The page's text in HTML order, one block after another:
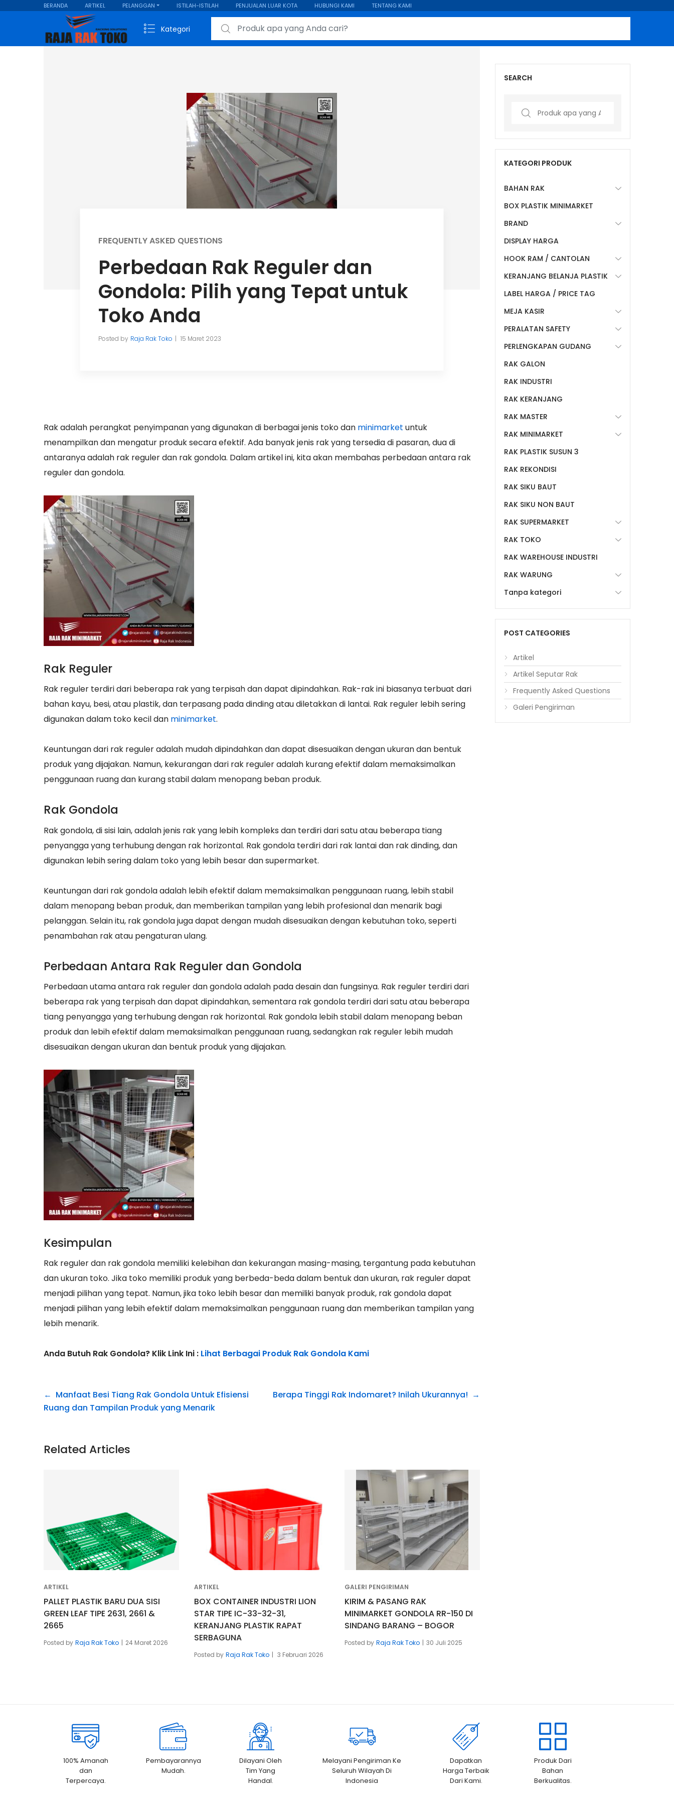
BERANDA ARTIKEL PELANGGAN ISTILAH-ISTILAH PENJUALAN LUAR KOTA HUBUNGI KAMI TENTANG KAMI
Kategori
Search for:
FREQUENTLY ASKED QUESTIONS
Perbedaan Rak Reguler dan
Gondola: Pilih yang Tepat untuk
Toko Anda
Posted by Raja Rak Toko 15 Maret 2023
Rak adalah perangkat penyimpanan yang digunakan di berbagai jenis toko dan minimarket untuk
menampilkan dan mengatur produk secara efektif. Ada banyak jenis rak yang tersedia di pasaran, dua di
antaranya adalah rak reguler dan rak gondola. Dalam artikel ini, kita akan membahas perbedaan antara rak
reguler dan gondola.
Rak Reguler
Rak reguler terdiri dari beberapa rak yang terpisah dan dapat dipindahkan. Rak-rak ini biasanya terbuat dari
bahan kayu, besi, atau plastik, dan terpasang pada dinding atau diletakkan di lantai. Rak reguler lebih sering
digunakan dalam toko kecil dan minimarket.
Keuntungan dari rak reguler adalah mudah dipindahkan dan dapat disesuaikan dengan ukuran dan bentuk
produk yang dijajakan. Namun, kekurangan dari rak reguler adalah kurang efektif dalam memaksimalkan
penggunaan ruang dan kurang stabil dalam menopang beban produk.
Rak Gondola
Rak gondola, di sisi lain, adalah jenis rak yang lebih kompleks dan terdiri dari satu atau beberapa tiang
penyangga yang terhubung dengan rak horizontal. Rak gondola terdiri dari rak lantai dan rak dinding, dan
digunakan lebih sering dalam toko yang lebih besar dan supermarket.
Keuntungan dari rak gondola adalah lebih efektif dalam memaksimalkan penggunaan ruang, lebih stabil
dalam menopang beban produk, dan memberikan tampilan yang lebih profesional dan menarik bagi
pelanggan. Selain itu, rak gondola juga dapat dengan mudah disesuaikan dengan kebutuhan toko, seperti
penambahan rak atau pengaturan ulang.
Perbedaan Antara Rak Reguler dan Gondola
Perbedaan utama antara rak reguler dan gondola adalah pada desain dan fungsinya. Rak reguler terdiri dari
beberapa rak yang terpisah dan dapat dipindahkan, sementara rak gondola terdiri dari satu atau beberapa
tiang penyangga yang terhubung dengan rak horizontal. Rak gondola lebih stabil dalam menopang beban
produk dan lebih efektif dalam memaksimalkan penggunaan ruang, sedangkan rak reguler lebih mudah
disesuaikan dengan ukuran dan bentuk produk yang dijajakan.
Kesimpulan
Rak reguler dan rak gondola memiliki kelebihan dan kekurangan masing-masing, tergantung pada kebutuhan
dan ukuran toko. Jika toko memiliki produk yang berbeda-beda dalam bentuk dan ukuran, rak reguler dapat
menjadi pilihan yang tepat. Namun, jika toko lebih besar dan memiliki banyak produk, rak gondola dapat
menjadi pilihan yang lebih efektif dalam memaksimalkan penggunaan ruang dan memberikan tampilan yang
lebih menarik.
Anda Butuh Rak Gondola? Klik Link Ini : Lihat Berbagai Produk Rak Gondola Kami
Navigasi
pos
Manfaat Besi Tiang Rak Gondola Untuk Efisiensi
Ruang dan Tampilan Produk yang Menarik
Berapa Tinggi Rak Indomaret? Inilah Ukurannya!
Related Articles
ARTIKEL
PALLET PLASTIK BARU DUA SISI
GREEN LEAF TIPE 2631, 2661 &
2665
Posted by Raja Rak Toko 24 Maret 2026
ARTIKEL
BOX CONTAINER INDUSTRI LION
STAR TIPE IC-33-32-31,
KERANJANG PLASTIK RAPAT
SERBAGUNA
Posted by Raja Rak Toko 3 Februari 2026
GALERI PENGIRIMAN
KIRIM & PASANG RAK
MINIMARKET GONDOLA RR-150 DI
SINDANG BARANG – BOGOR
Posted by Raja Rak Toko 30 Juli 2025
SEARCH
Search
KATEGORI PRODUK
BAHAN RAK
BOX PLASTIK MINIMARKET
BRAND
DISPLAY HARGA
HOOK RAM / CANTOLAN
KERANJANG BELANJA PLASTIK
LABEL HARGA / PRICE TAG
MEJA KASIR
PERALATAN SAFETY
PERLENGKAPAN GUDANG
RAK GALON
RAK INDUSTRI
RAK KERANJANG
RAK MASTER
RAK MINIMARKET
RAK PLASTIK SUSUN 3
RAK REKONDISI
RAK SIKU BAUT
RAK SIKU NON BAUT
RAK SUPERMARKET
RAK TOKO
RAK WAREHOUSE INDUSTRI
RAK WARUNG
Tanpa kategori
POST CATEGORIES
Artikel
Artikel Seputar Rak
Frequently Asked Questions
Galeri Pengiriman
100% Amanah
dan
Terpercaya.
Pembayarannya
Mudah.
Dilayani Oleh
Tim Yang
Handal.
Melayani Pengiriman Ke
Seluruh Wilayah Di
Indonesia
Dapatkan
Harga Terbaik
Dari Kami.
Produk Dari
Bahan
Berkualitas.